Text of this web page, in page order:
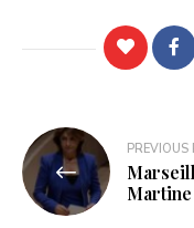
Navigation
de
l’article
PREVIOUS
Martine